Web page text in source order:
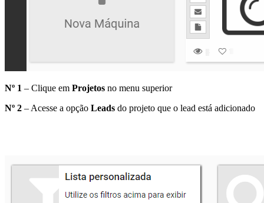
Nº 1 – Clique em Projetos no menu superior
Nº 2 – Acesse a opção Leads do projeto que o lead está adicionado